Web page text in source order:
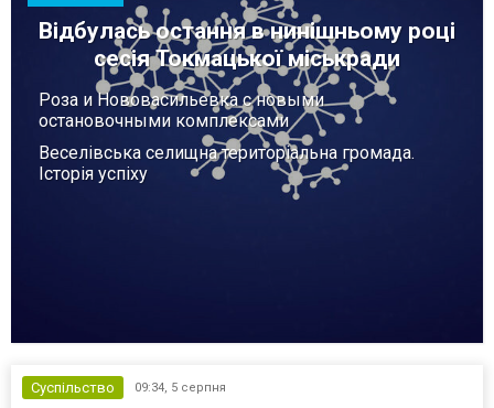
Відбулась остання в нинішньому році
сесія Токмацької міськради
Роза и Нововасильевка с новыми
остановочными комплексами
Веселівська селищна територіальна громада.
Історія успіху
Суспільство 09:34, 5 серпня